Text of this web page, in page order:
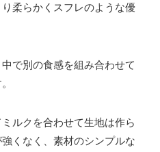
柔らかくスフレのような優
で別の食感を組み合わせて
ルクを合わせて生地は作ら
くなく、素材のシンプルな